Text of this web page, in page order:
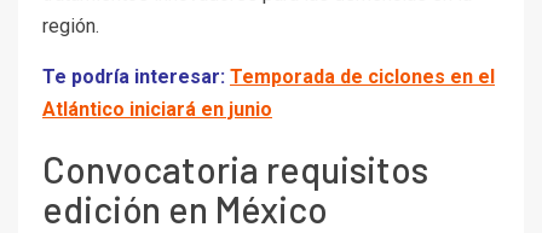
región.
Te podría interesar: Temporada de ciclones en el
Atlántico iniciará en junio
Convocatoria requisitos
edición en México